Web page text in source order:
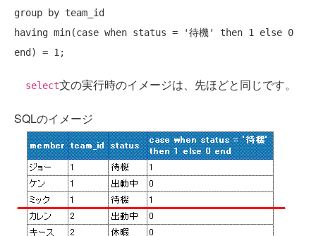
group
by
having min(case when status = '待機' then 1 else
end
select文の実行時のイメージは、先ほどと同じです。
SQLのイメージ